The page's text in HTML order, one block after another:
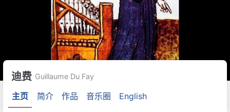
迪费 Guillaume Du Fay
主页 简介 作品 音乐圈 English